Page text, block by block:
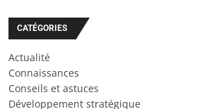
CATÉGORIES
Actualité
Connaissances
Conseils et astuces
Développement stratégique